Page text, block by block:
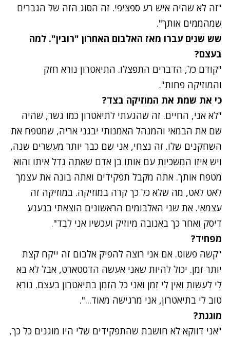
"זה לא שהיה איש רע ספציפי. זה הסוג הזה של הגברים
שמהממים אותך".
שש שנים עברו מאז האלבום האחרון "רובין". למה
בעצם?
"קודם כל, הדברים התפצלו. התיאטרון נורא חזק
והמוזיקה פחות".
כי את שמת את המוזיקה בצד?
"לא אני, החיים. זה שהגעתי לתיאטרון כמו גשר, שהיה
שם את הבמאי והמנהל האמנותי יבגני אריה, שמטפח את
השחקנים שלו. זה נצחי, אני שם כבר יותר מעשרים שנה,
ויש איזו המשכיות עם אותו בן אדם שאתה גדל איתו והוא
מטפח אותך. אתה מקבל תפקידים ואתה בונה את עצמך
לאט לאט, מה שלא כל כך קרה במוזיקה. במוזיקה זה
עצמאי. את שני האלבומים הראשונים הוצאתי בנענע
דיסק ואחר כך באנובה מיוזיק ועכשיו אני לבד".
מפחיד?
"קשה פשוט. אם אני רוצה להפיק אלבום זה ייקח קצת
יותר זמן. יכול להיות שאני אעשה הדסטארט, אבל לא בא
לי לעשות ואין לי זמן ואני כל הזמן בתיאטרון בעצם. נורא
טוב לי בתיאטרון, אני מרגישה מאוד...".
מוגנת?
"אני דווקא לא חושבת שהתפקידים שלי היו מוגנים כל כך,